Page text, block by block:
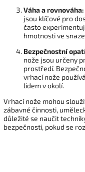
Váha a rovnováha:
jsou klíčové pro
často
hmotnosti ve
Bezpečnostní
nože jsou určeny
prostředí.
vrhací nože
lidem v okolí.
Vrhací nože mohou
zábavné činnosti,
důležité se naučit
bezpečnosti, pokud se